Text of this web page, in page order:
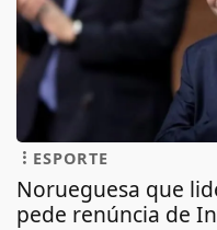
ESPORTE
Norueguesa que
pede renúncia de